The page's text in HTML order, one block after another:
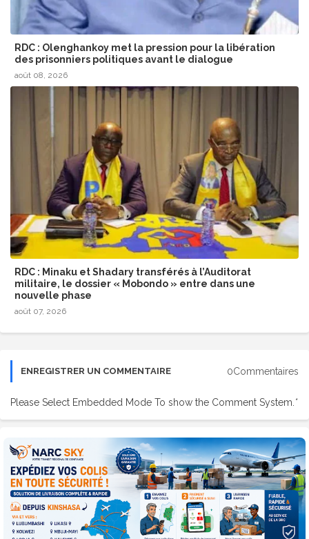
RDC : Olenghankoy met la pression pour la libération
des prisonniers politiques avant le dialogue
août 08, 2026
RDC : Minaku et Shadary transférés à l’Auditorat
militaire, le dossier « Mobondo » entre dans une
nouvelle phase
août 07, 2026
ENREGISTRER UN COMMENTAIRE 0Commentaires
Please Select Embedded Mode To show the Comment System.*